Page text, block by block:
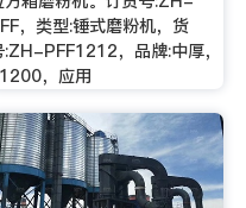
，类型:锤式磨粉机，货
:ZH-PFF1212，品牌:中厚，
，应用